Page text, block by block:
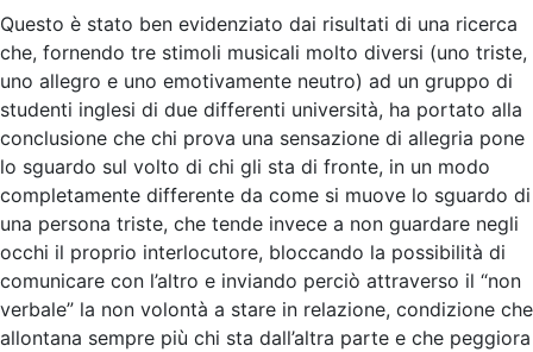
Questo è stato ben evidenziato dai risultati di una ricerca
che, fornendo tre stimoli musicali molto diversi (uno triste,
uno allegro e uno emotivamente neutro) ad un gruppo di
studenti inglesi di due differenti università, ha portato alla
conclusione che chi prova una sensazione di allegria pone
lo sguardo sul volto di chi gli sta di fronte, in un modo
completamente differente da come si muove lo sguardo di
una persona triste, che tende invece a non guardare negli
occhi il proprio interlocutore, bloccando la possibilità di
comunicare con l’altro e inviando perciò attraverso il “non
verbale” la non volontà a stare in relazione, condizione che
allontana sempre più chi sta dall’altra parte e che peggiora